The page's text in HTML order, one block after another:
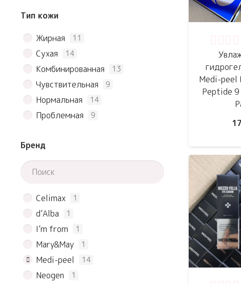
Тип кожи
Жирная
11
Сухая 14
Комбинированная 13
Чувствительная 9
Нормальная 14
Проблемная 9
Бренд
Celimax 1
d’Alba 1
I’m from 1
Mary&May 1
Medi-peel 14
Neogen 1
Medi-peel
Peptide 9